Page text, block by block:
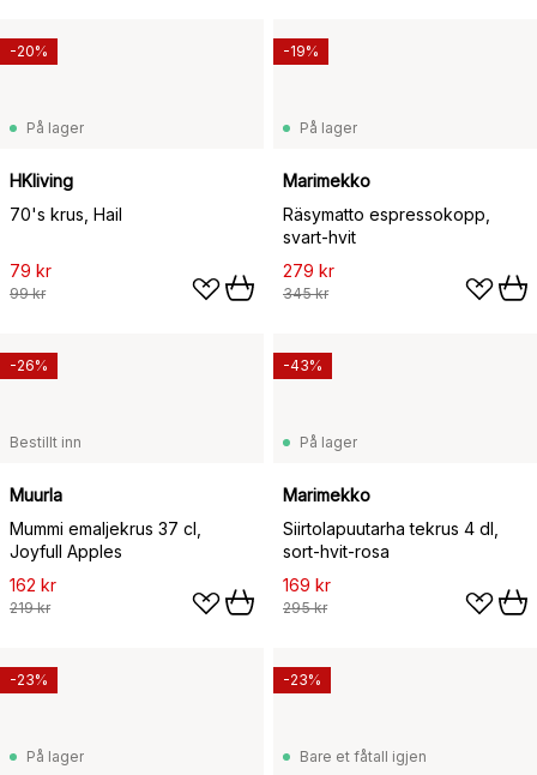
På lager
HKliving
70's krus, Hail
79 kr
99 kr
-20%
På lager
Marimekko
Räsymatto espressokopp,
svart-hvit
279 kr
345 kr
-19%
Bestillt inn
Muurla
Mummi emaljekrus 37 cl,
Joyfull Apples
162 kr
219 kr
-26%
På lager
Marimekko
Siirtolapuutarha tekrus 4 dl,
sort-hvit-rosa
169 kr
295 kr
-43%
På lager
-23%
Bare et fåtall igjen
-23%